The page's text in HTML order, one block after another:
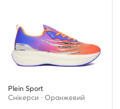
Plein Sport
Снікерcи · Оранжевий